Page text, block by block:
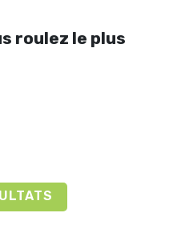
roulez le plus